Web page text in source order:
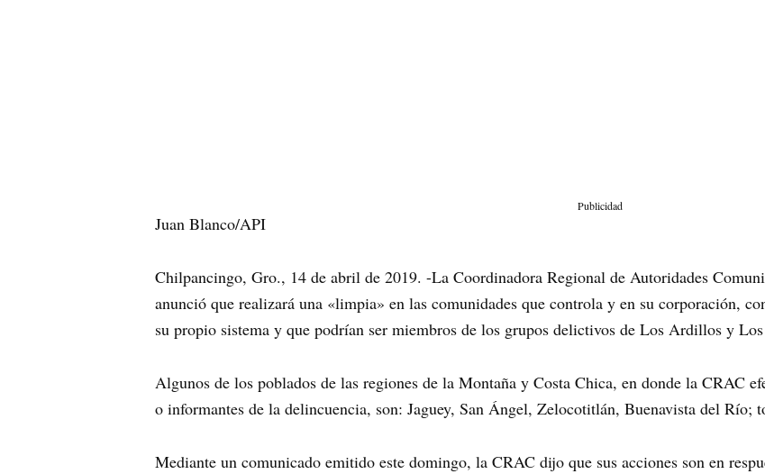
Publicidad
Juan Blanco/API
Chilpancingo, Gro., 14 de abril de 2019. -La Coordinadora Regional de Autoridades
anunció que realizará una «limpia» en las comunidades que controla y en su corporación,
su propio sistema y que podrían ser miembros de los grupos delictivos de Los Ardillos y
Algunos de los poblados de las regiones de la Montaña y Costa Chica, en donde la CRAC
o informantes de la delincuencia, son: Jaguey, San Ángel, Zelocotitlán, Buenavista del Río;
Mediante un comunicado emitido este domingo, la CRAC dijo que sus acciones son en